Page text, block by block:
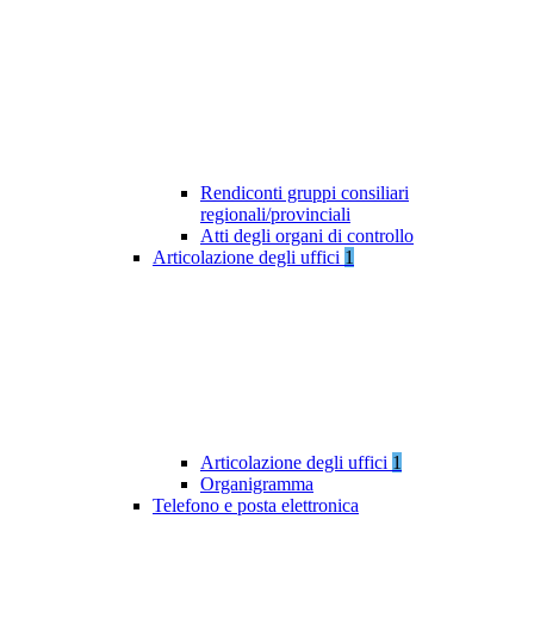
Rendiconti gruppi consiliari
regionali/provinciali
Atti degli organi di controllo
Articolazione degli uffici 1
Articolazione degli uffici 1
Organigramma
Telefono e posta elettronica